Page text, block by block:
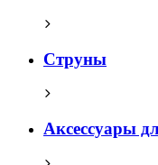
Струны
Аксессуары